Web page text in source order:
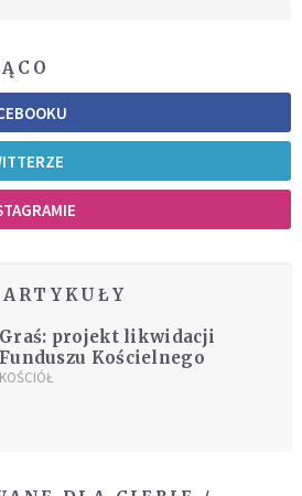
Graś: projekt likwidacji
Funduszu Kościelnego
KOŚCIÓŁ